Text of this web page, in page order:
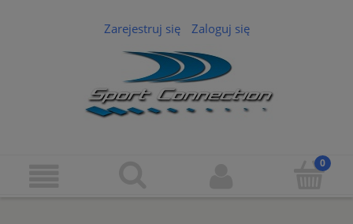
Zarejestruj się Zaloguj się